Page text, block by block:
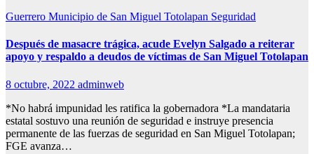
Guerrero Municipio de San Miguel Totolapan Seguridad
Después de masacre trágica, acude Evelyn Salgado a reiterar
apoyo y respaldo a deudos de víctimas de San Miguel Totolapan
8 octubre, 2022 adminweb
*No habrá impunidad les ratifica la gobernadora *La mandataria
estatal sostuvo una reunión de seguridad e instruye presencia
permanente de las fuerzas de seguridad en San Miguel Totolapan;
FGE avanza…